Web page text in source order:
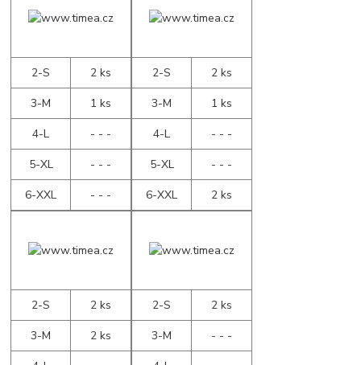
2-S
2 ks
3-M
1 ks
4-L
- - -
5-XL
- - -
6-XXL
- - -
2-S
2 ks
3-M
1 ks
4-L
- - -
5-XL
- - -
6-XXL
2 ks
2-S
2 ks
3-M
2 ks
2-S
2 ks
3-M
- - -